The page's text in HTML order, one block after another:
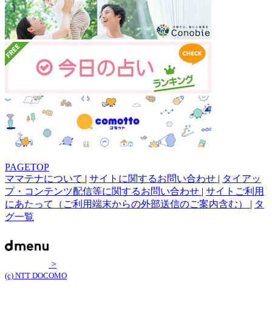
PAGETOP
ママテナについて | サイトに関するお問い合わせ | タイアッ
プ・コンテンツ配信等に関するお問い合わせ | サイトご利用
にあたって（ご利用端末からの外部送信のご案内含む） | タ
グ一覧
>
(c) NTT DOCOMO